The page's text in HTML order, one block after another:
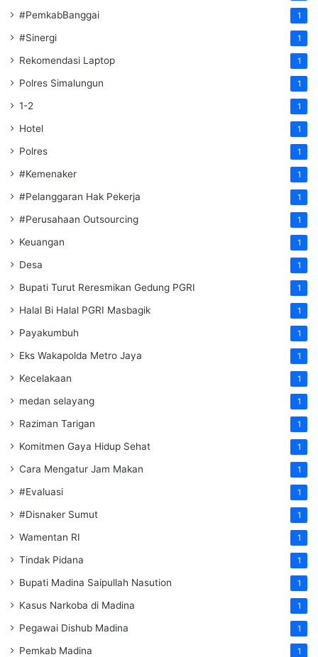
#PemkabBanggai 1
#Sinergi 1
Rekomendasi Laptop 1
Polres Simalungun 1
1-2 1
Hotel 1
Polres 1
#Kemenaker 1
#Pelanggaran Hak Pekerja 1
#Perusahaan Outsourcing 1
Keuangan 1
Desa 1
Bupati Turut Reresmikan Gedung PGRI 1
Halal Bi Halal PGRI Masbagik 1
Payakumbuh 1
Eks Wakapolda Metro Jaya 1
Kecelakaan 1
medan selayang 1
Raziman Tarigan 1
Komitmen Gaya Hidup Sehat 1
Cara Mengatur Jam Makan 1
#Evaluasi 1
#Disnaker Sumut 1
Wamentan RI 1
Tindak Pidana 1
Bupati Madina Saipullah Nasution 1
Kasus Narkoba di Madina 1
Pegawai Dishub Madina 1
Pemkab Madina 1